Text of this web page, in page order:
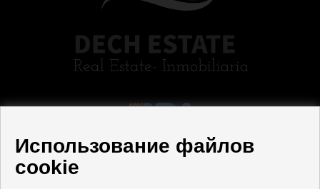
Использование файлов
cookie